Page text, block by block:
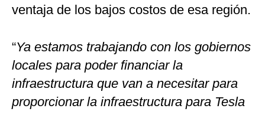
ventaja de los bajos costos de esa región.
“Ya estamos trabajando con los gobiernos
locales para poder financiar la
infraestructura que van a necesitar para
proporcionar la infraestructura para Tesla